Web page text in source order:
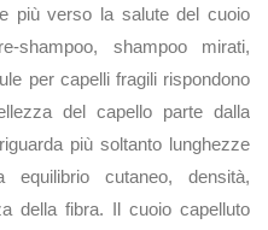
più verso la salute del cuoio
shampoo, shampoo mirati,
per capelli fragili rispondono
del capello parte dalla
più soltanto lunghezze
cutaneo, densità,
della fibra. Il cuoio capelluto